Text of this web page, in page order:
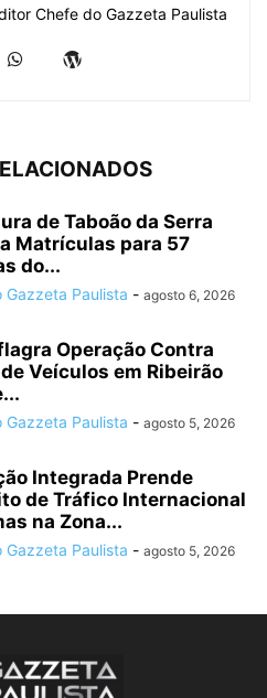
Chefe do Gazzeta Paulista
de Taboão da Serra
Matrículas para 57
do...
Gazzeta Paulista - agosto 6, 2026
Operação Contra
Veículos em Ribeirão
Gazzeta Paulista - agosto 5, 2026
Integrada Prende
de Tráfico Internacional
na Zona...
Gazzeta Paulista - agosto 5, 2026